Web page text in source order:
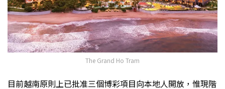
The Grand Ho Tram
目前越南原則上已批准三個博彩項目向本地人開放，惟現階